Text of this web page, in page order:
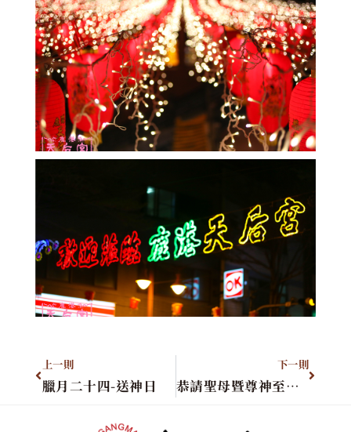
上一則
臘月二十四-送神日
下一則
恭請聖母暨尊神至「2021年天后宮新春展演」與會同樂